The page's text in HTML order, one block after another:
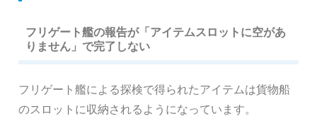
フリゲート艦の報告が「アイテムスロットに空があ
りません」で完了しない
フリゲート艦による探検で得られたアイテムは貨物船
のスロットに収納されるようになっています。